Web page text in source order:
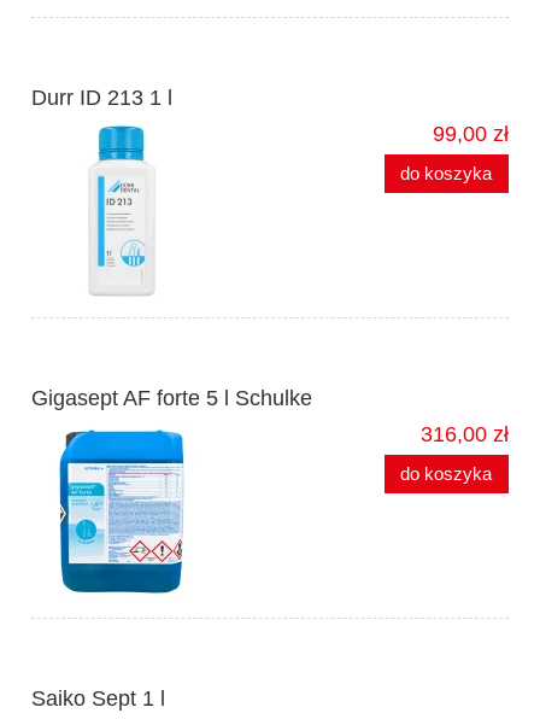
Durr ID 213 1 l
99,00 zł
do koszyka
Gigasept AF forte 5 l Schulke
316,00 zł
do koszyka
Saiko Sept 1 l